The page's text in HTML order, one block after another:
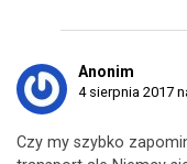
Anonim
4 sierpnia 2017
Czy my szybko